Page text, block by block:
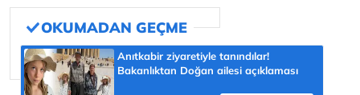
Anıtkabir ziyaretiyle tanındılar!
Bakanlıktan Doğan ailesi açıklaması